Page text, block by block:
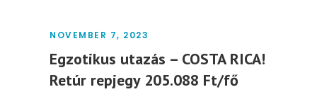
NOVEMBER 7, 2023
Egzotikus utazás – COSTA RICA!
Retúr repjegy 205.088 Ft/fő